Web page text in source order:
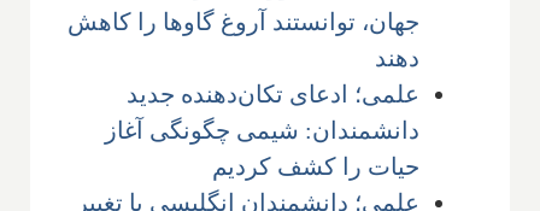
جهان، توانستند آروغ گاوها را کاهش
دهند
علمی؛ ادعای تکان‌دهنده جدید
دانشمندان: شیمی چگونگی آغاز
حیات را کشف کردیم
علمی؛ دانشمندان انگلیسی با تغییر